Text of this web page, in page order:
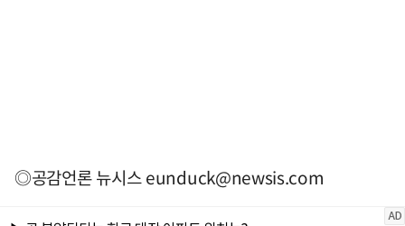
◎공감언론 뉴시스eunduck@newsis.com